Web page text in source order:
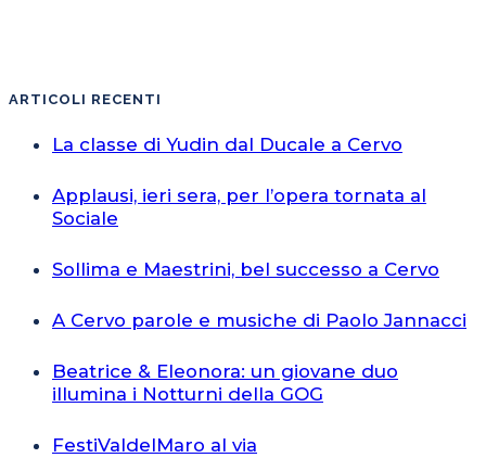
ARTICOLI RECENTI
La classe di Yudin dal Ducale a Cervo
Applausi, ieri sera, per l’opera tornata al
Sociale
Sollima e Maestrini, bel successo a Cervo
A Cervo parole e musiche di Paolo Jannacci
Beatrice & Eleonora: un giovane duo
illumina i Notturni della GOG
FestiValdelMaro al via